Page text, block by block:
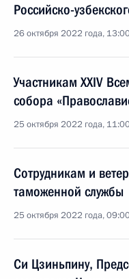
Российско-
26 октября 2022 года,
Участникам XXIV
собора
25 октября 2022 года,
Сотрудникам и
таможенной службы
25 октября 2022 года,
Си Цзиньпину,